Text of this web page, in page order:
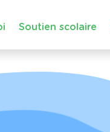
Soutien scolaire